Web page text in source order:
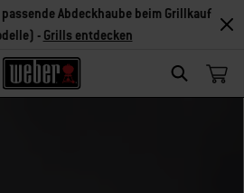
Search
Abdeckhaube beim Grillkauf
- Grills entdecken